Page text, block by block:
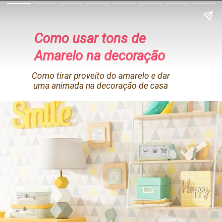
Como usar tons de
Amarelo na decoração
Como tirar proveito do amarelo e dar
uma animada na decoração de casa